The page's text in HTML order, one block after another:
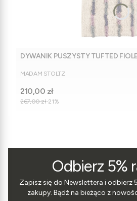
DYWANIK PUSZYSTY TUFTED
PRODUCENT
MADAM STOLTZ
Cena promocyjna
210,00 zł
267,00 zł-21%
Odbierz 5%
Zapisz się do Newslettera i odbierz
zakupy. Bądź na bieżąco z